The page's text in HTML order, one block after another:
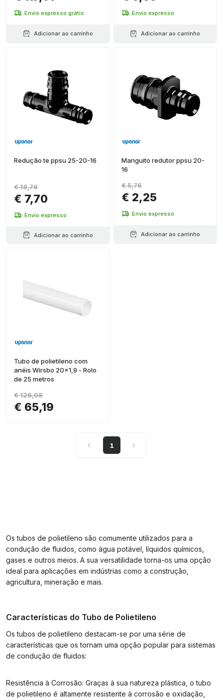
Envio expresso grátis
Adicionar ao carrinho
Envio expresso
Adicionar ao carrinho
Redução te ppsu 25-20-16
€ 7,70
€ 18,76
Envio expresso
Adicionar ao carrinho
Manguito redutor ppsu 20-
16
€ 2,25
€ 5,76
Envio expresso
Adicionar ao carrinho
Tubo de polietileno com
anéis Wirsbo 20x1,9 - Rolo
de 25 metros
€ 65,19
€ 126,08
1
Os tubos de polietileno são comumente utilizados para a
condução de fluidos, como água potável, líquidos químicos,
gases e outros meios. A sua versatilidade torna-os uma opção
ideal para aplicações em indústrias como a construção,
agricultura, mineração e mais.
Características do Tubo de Polietileno
Os tubos de polietileno destacam-se por uma série de
características que os tornam uma opção popular para sistemas
de condução de fluidos:
Resistência à Corrosão: Graças à sua natureza plástica, o tubo
de polietileno é altamente resistente à corrosão e oxidação,